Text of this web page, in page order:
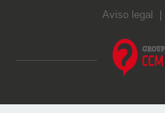
Aviso legal